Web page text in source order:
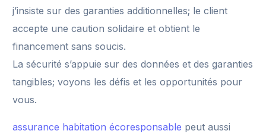
j’insiste sur des garanties additionnelles; le client
accepte une caution solidaire et obtient le
financement sans soucis.
La sécurité s’appuie sur des données et des garanties
tangibles; voyons les défis et les opportunités pour
vous.
assurance habitation écoresponsable peut aussi